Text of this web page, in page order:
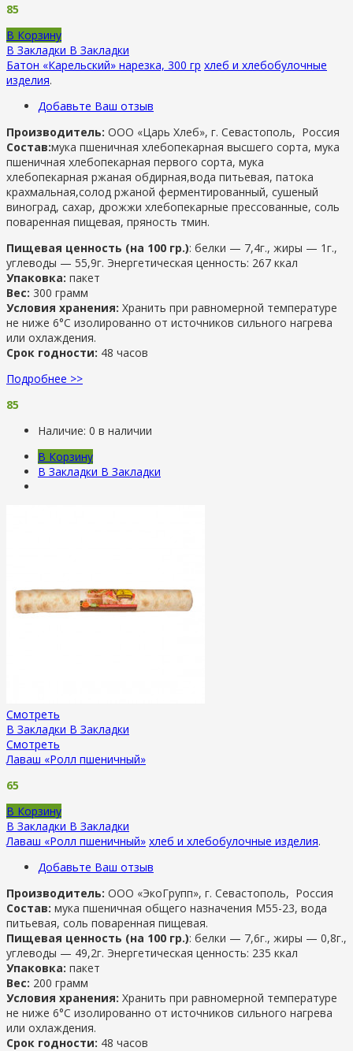
85
В Корзину
В Закладки В Закладки
Батон «Карельский» нарезка, 300 гр хлеб и хлебобулочные
изделия.
Добавьте Ваш отзыв
Производитель: ООО «Царь Хлеб», г. Севастополь, Россия
Состав:мука пшеничная хлебопекарная высшего сорта, мука
пшеничная хлебопекарная первого сорта, мука
хлебопекарная ржаная обдирная,вода питьевая, патока
крахмальная,солод ржаной ферментированный, сушеный
виноград, сахар, дрожжи хлебопекарные прессованные, соль
поваренная пищевая, пряность тмин.
Пищевая ценность (на 100 гр.): белки — 7,4г., жиры — 1г.,
углеводы — 55,9г. Энергетическая ценность: 267 ккал
Упаковка: пакет
Вес: 300 грамм
Условия хранения: Хранить при равномерной температуре
не ниже 6°С изолированно от источников сильного нагрева
или охлаждения.
Срок годности: 48 часов
Подробнее >>
85
Наличие: 0 в наличии
В Корзину
В Закладки В Закладки
Смотреть
В Закладки В Закладки
Смотреть
Лаваш «Ролл пшеничный»
65
В Корзину
В Закладки В Закладки
Лаваш «Ролл пшеничный» хлеб и хлебобулочные изделия.
Добавьте Ваш отзыв
Производитель: ООО «ЭкоГрупп», г. Севастополь, Россия
Состав: мука пшеничная общего назначения М55-23, вода
питьевая, соль поваренная пищевая.
Пищевая ценность (на 100 гр.): белки — 7,6г., жиры — 0,8г.,
углеводы — 49,2г. Энергетическая ценность: 235 ккал
Упаковка: пакет
Вес: 200 грамм
Условия хранения: Хранить при равномерной температуре
не ниже 6°С изолированно от источников сильного нагрева
или охлаждения.
Срок годности: 48 часов